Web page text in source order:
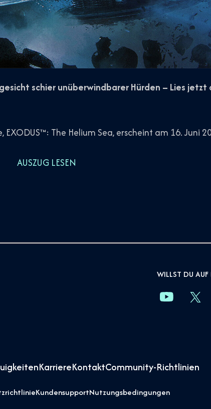
schier unüberwindbarer Hürden – Lies jetzt
The Helium Sea, erscheint am 16. Juni
AUSZUG LESEN
WILLST DU AUF
KarriereKontaktCommunity-Richtlinien
KundensupportNutzungsbedingungen